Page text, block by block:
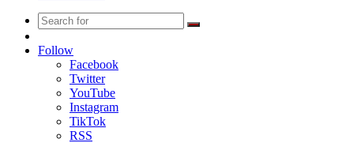
Search
Article
Follow
Facebook
Twitter
YouTube
Instagram
TikTok
RSS